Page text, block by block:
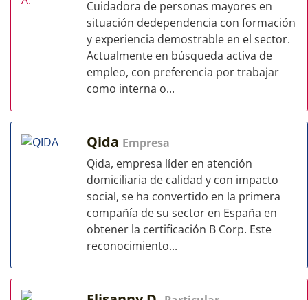
Cuidadora de personas mayores en
situación dedependencia con formación
y experiencia demostrable en el sector.
Actualmente en búsqueda activa de
empleo, con preferencia por trabajar
como interna o...
Qida Empresa
Qida, empresa líder en atención
domiciliaria de calidad y con impacto
social, se ha convertido en la primera
compañía de su sector en España en
obtener la certificación B Corp. Este
reconocimiento...